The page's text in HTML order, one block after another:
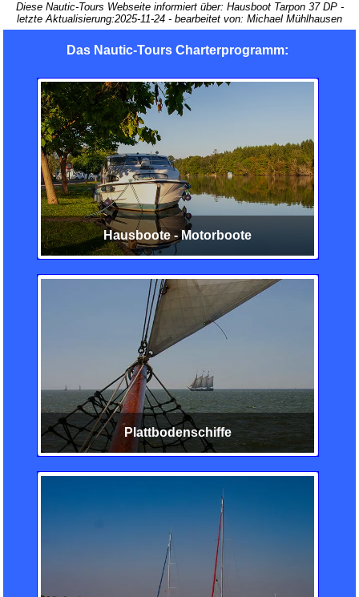
Diese Nautic-Tours Webseite informiert über: Hausboot Tarpon 37 DP-
letzte Aktualisierung:2025-11-24 - bearbeitet von: Michael Mühlhausen
Das Nautic-Tours Charterprogramm:
Hausboote - Motorboote
Plattbodenschiffe